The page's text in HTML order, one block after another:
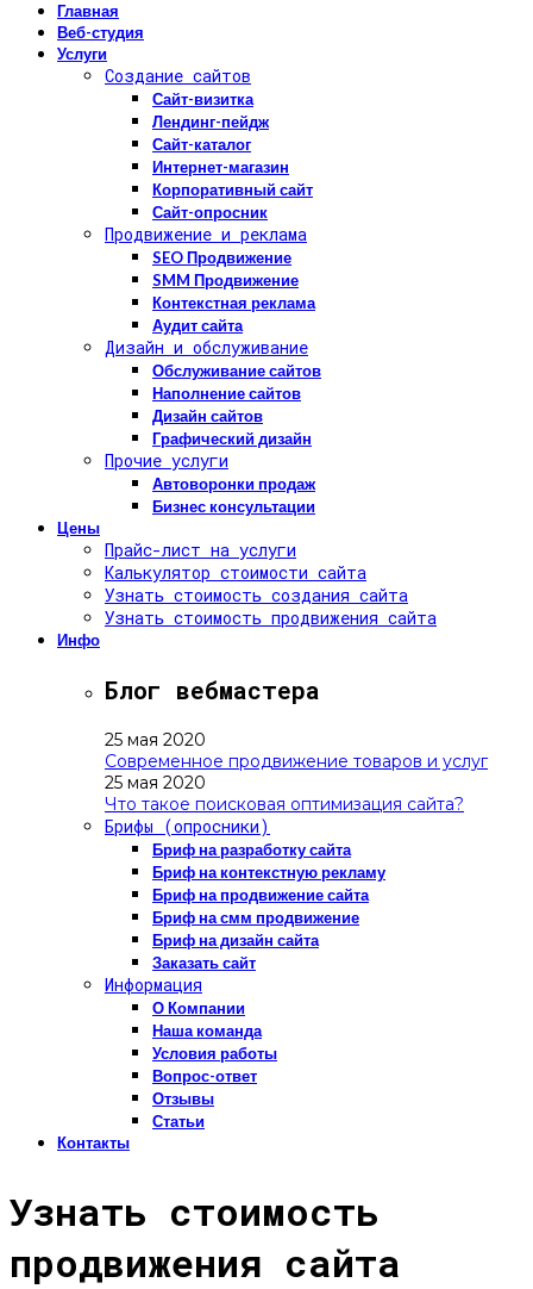
Главная
Веб-студия
Услуги
Создание сайтов
Сайт-визитка
Лендинг-пейдж
Сайт-каталог
Интернет-магазин
Корпоративный сайт
Сайт-опросник
Продвижение и реклама
SEO Продвижение
SMM Продвижение
Контекстная реклама
Аудит сайта
Дизайн и обслуживание
Обслуживание сайтов
Наполнение сайтов
Дизайн сайтов
Графический дизайн
Прочие услуги
Автоворонки продаж
Бизнес консультации
Цены
Прайс-лист на услуги
Калькулятор стоимости сайта
Узнать стоимость создания сайта
Узнать стоимость продвижения сайта
Инфо
Блог вебмастера
25 мая 2020
Современное продвижение товаров и услуг
25 мая 2020
Что такое поисковая оптимизация сайта?
Брифы (опросники)
Бриф на разработку сайта
Бриф на контекстную рекламу
Бриф на продвижение сайта
Бриф на смм продвижение
Бриф на дизайн сайта
Заказать сайт
Информация
О Компании
Наша команда
Условия работы
Вопрос-ответ
Отзывы
Статьи
Контакты
Узнать стоимость
продвижения сайта